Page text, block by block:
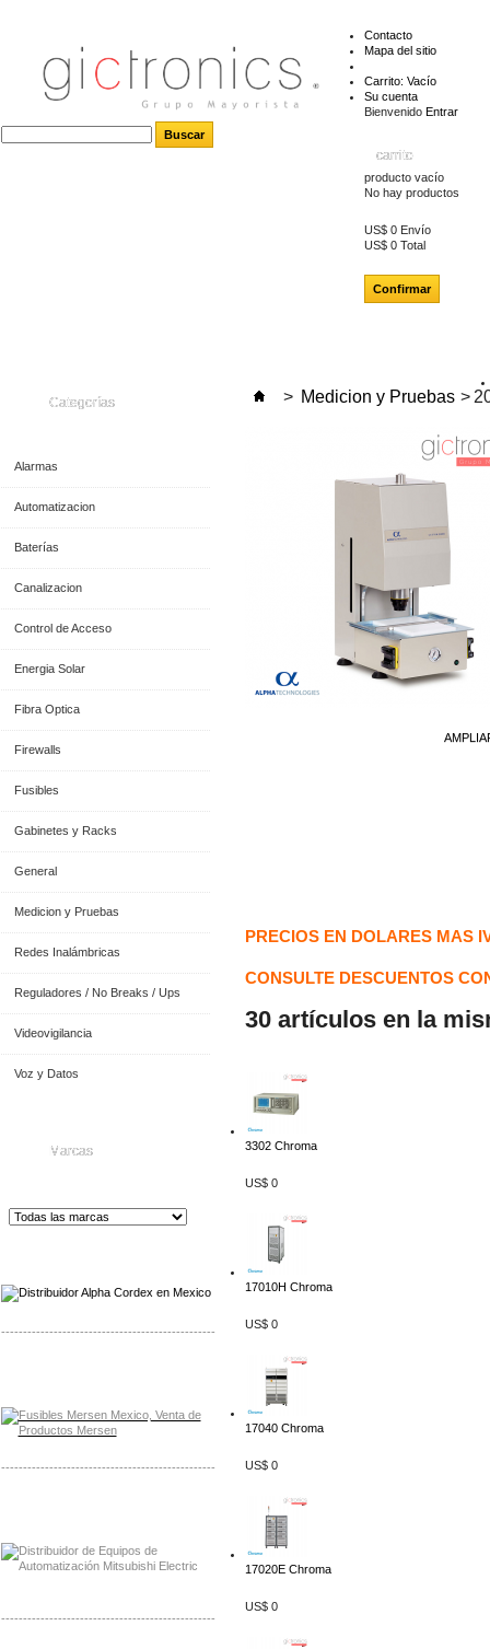
Contacto
Mapa del sitio
Carrito: Vacío
Su cuenta
Bienvenido Entrar
carrito
producto vacío
No hay productos
US$ 0 Envío
US$ 0 Total
Confirmar
Categorías
Alarmas
Automatizacion
Baterías
Canalizacion
Control de Acceso
Energia Solar
Fibra Optica
Firewalls
Fusibles
Gabinetes y Racks
General
Medicion y Pruebas
Redes Inalámbricas
Reguladores / No Breaks / Ups
Videovigilancia
Voz y Datos
Marcas
-------------------------------------------------
-------------------------------------------------
-------------------------------------------------
> Medicion y Pruebas >
PRECIOS EN DOLARES MAS
CONSULTE DESCUENTOS
30 artículos en la
3302 Chroma
US$ 0
17010H Chroma
US$ 0
17040 Chroma
US$ 0
17020E Chroma
US$ 0